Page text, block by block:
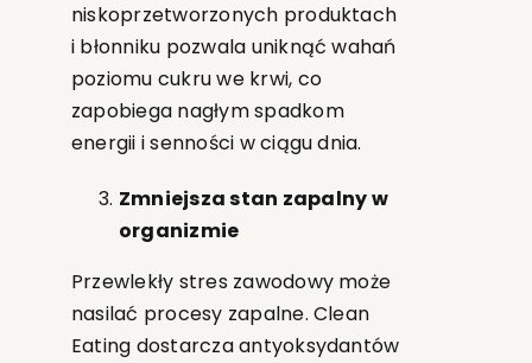
niskoprzetworzonych produktach
i błonniku pozwala uniknąć wahań
poziomu cukru we krwi, co
zapobiega nagłym spadkom
energii i senności w ciągu dnia.
Zmniejsza stan zapalny w
organizmie
Przewlekły stres zawodowy może
nasilać procesy zapalne. Clean
Eating dostarcza antyoksydantów